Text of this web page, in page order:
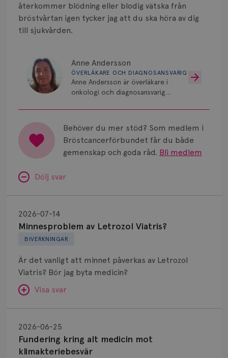
återkommer blödning eller blodig vätska från
bröstvårtan igen tycker jag att du ska höra av dig
till sjukvården.
Anne Andersson
ÖVERLÄKARE OCH DIAGNOSANSVARIG
Anne Andersson är överläkare i
onkologi och diagnosansvarig
Universitetssjukhus i Umeå.
Behöver du mer stöd? Som medlem i
Bröstcancerförbundet får du både
gemenskap och goda råd. Bli medlem
Dölj svar
BIVERKNINGAR
Minnesproblem av Letrozol Viatris?
2026-07-14
Är det vanligt att minnet påverkas av Letrozol
Viatris? Bör jag byta medicin?
Visa svar
SVAR:
Hej. Oavsett vilken hormonsänkande behandling
(men även cytostatika) man får så kan en del
Letrozol
Viatris?
Fundering kring alt medicin mot
klimakteriebesvär
2026-06-25
kring
medicin
Vätska